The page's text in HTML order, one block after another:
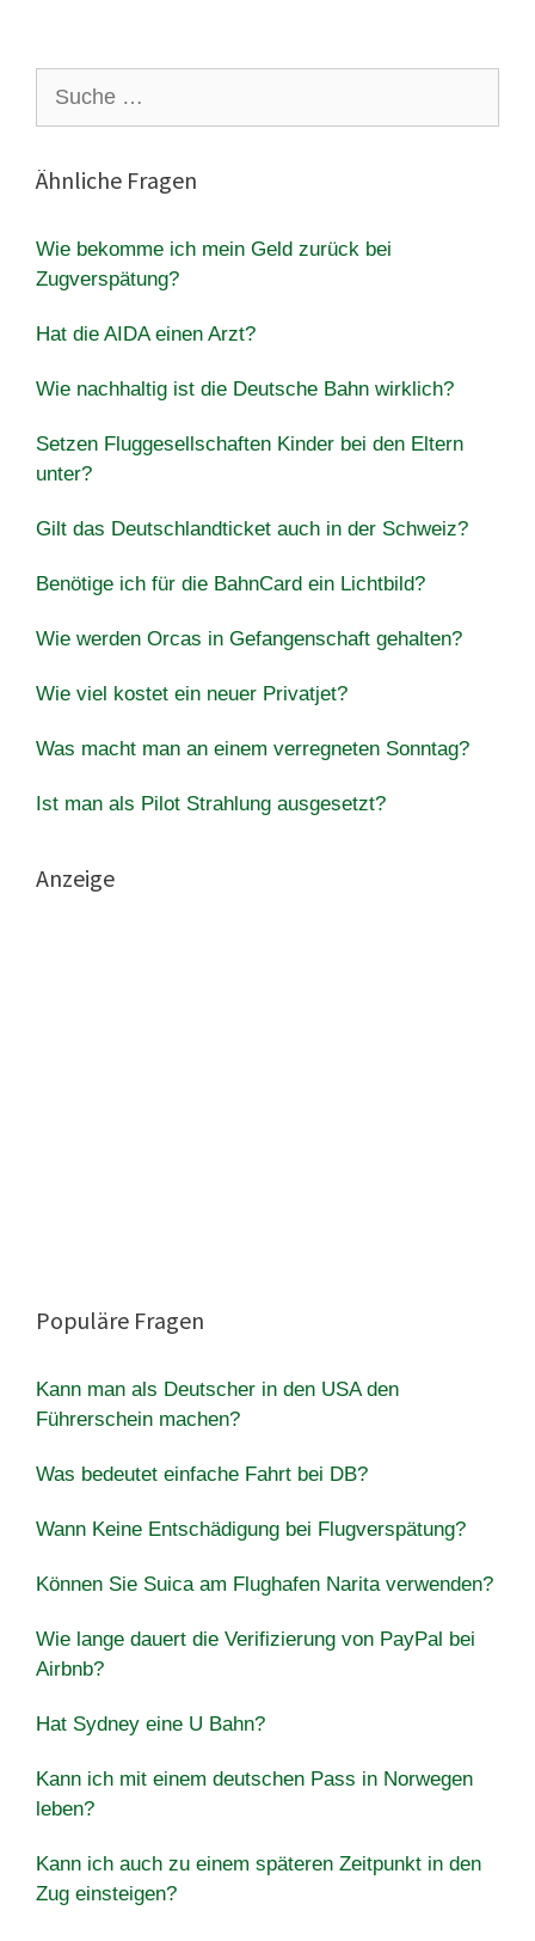
nach:
Ähnliche Fragen
Wie bekomme ich mein Geld zurück bei
Zugverspätung?
Hat die AIDA einen Arzt?
Wie nachhaltig ist die Deutsche Bahn wirklich?
Setzen Fluggesellschaften Kinder bei den Eltern
unter?
Gilt das Deutschlandticket auch in der Schweiz?
Benötige ich für die BahnCard ein Lichtbild?
Wie werden Orcas in Gefangenschaft gehalten?
Wie viel kostet ein neuer Privatjet?
Was macht man an einem verregneten Sonntag?
Ist man als Pilot Strahlung ausgesetzt?
Anzeige
Populäre Fragen
Kann man als Deutscher in den USA den
Führerschein machen?
Was bedeutet einfache Fahrt bei DB?
Wann Keine Entschädigung bei Flugverspätung?
Können Sie Suica am Flughafen Narita verwenden?
Wie lange dauert die Verifizierung von PayPal bei
Airbnb?
Hat Sydney eine U Bahn?
Kann ich mit einem deutschen Pass in Norwegen
leben?
Kann ich auch zu einem späteren Zeitpunkt in den
Zug einsteigen?